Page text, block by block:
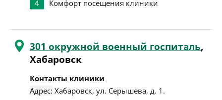
4 Комфорт посещения клиники
301 окружной военный госпиталь,
Хабаровск
Контакты клиники
Адрес: Хабаровск, ул. Серышева, д. 1 .